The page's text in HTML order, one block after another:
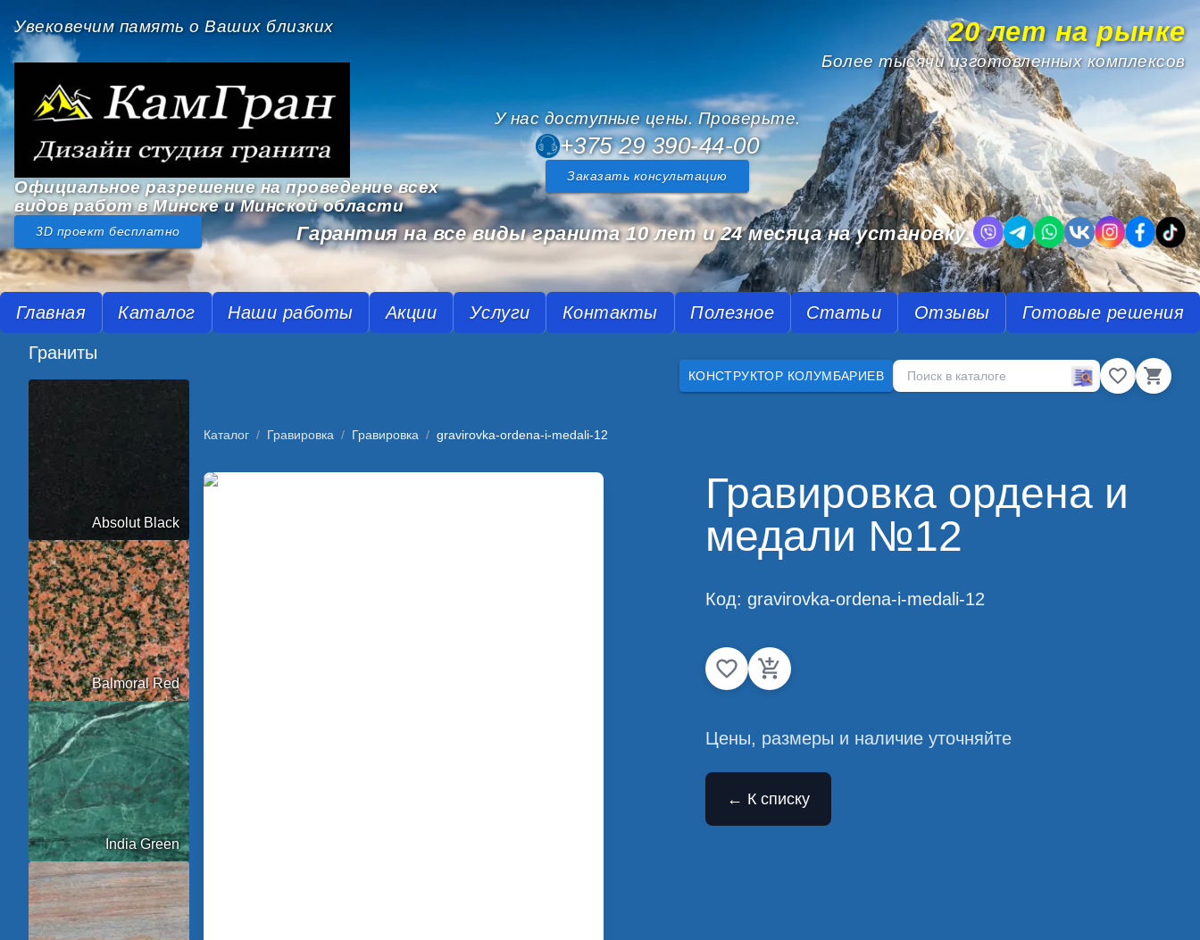
Увековечим память о Ваших близких 20 лет на рынке
Более тысячи изготовленных комплексов
У нас доступные цены. Проверьте.
+375 29 390-44-00
Заказать консультацию
Официальное разрешение на проведение всех
видов работ в Минске и Минской области
3D проект бесплатно Гарантия на все виды гранита 10 лет и 24 месяца на установку.
Главная Каталог Наши работы Акции Услуги Контакты Полезное Статьи Отзывы Готовые решения
Граниты
Absolut Black
Balmoral Red
India Green
КОНСТРУКТОР КОЛУМБАРИЕВ
Каталог / Гравировка / Гравировка / gravirovka-ordena-i-medali-12
Гравировка ордена и
медали №12
Код: gravirovka-ordena-i-medali-12
Цены, размеры и наличие уточняйте
← К списку